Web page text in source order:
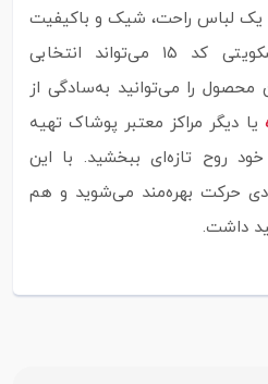
یک لباس راحت، شیک و باکیفیت
هستید، تیشرت لش بیسکویتی کد ۱۵ می‌تواند انتخابی
را می‌توانید به‌سادگی از
یا دیگر مراکز معتبر پوشاک تهیه
روح تازه‌ای ببخشید. با این
حرکت بهره‌مند می‌شوید و هم
داشت.